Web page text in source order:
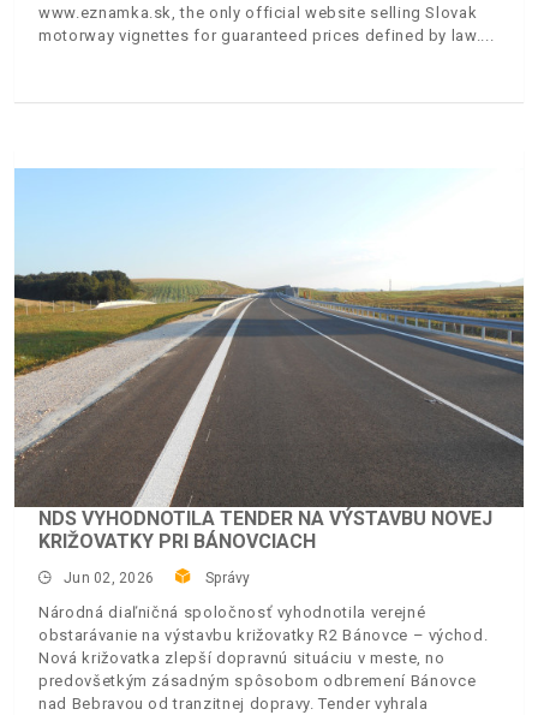
www.eznamka.sk, the only official website selling Slovak
motorway vignettes for guaranteed prices defined by law.
NDS VYHODNOTILA TENDER NA VÝSTAVBU NOVEJ
KRIŽOVATKY PRI BÁNOVCIACH
Jun 02, 2026 Správy
Národná diaľničná spoločnosť vyhodnotila verejné
obstarávanie na výstavbu križovatky R2 Bánovce – východ.
Nová križovatka zlepší dopravnú situáciu v meste, no
predovšetkým zásadným spôsobom odbremení Bánovce
nad Bebravou od tranzitnej dopravy. Tender vyhrala